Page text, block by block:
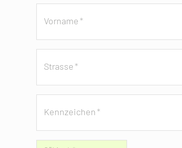
Vorname*
Strasse*
Kennzeichen *